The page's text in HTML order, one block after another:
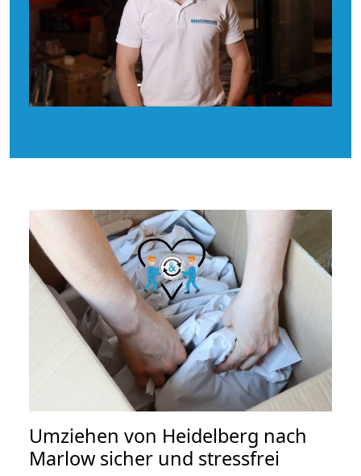
Umziehen von Heidelberg nach
Marlow sicher und stressfrei